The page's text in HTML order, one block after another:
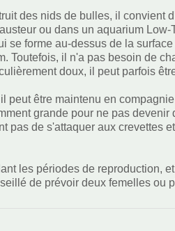
des nids de bulles, il convient
ou dans un aquarium Low-
se forme au-dessus de la
Toutefois, il n'a pas besoin de
doux, il peut parfois
peut être maintenu en
grande pour ne pas devenir
pas de s'attaquer aux crevettes
les périodes de reproduction,
de prévoir deux femelles ou